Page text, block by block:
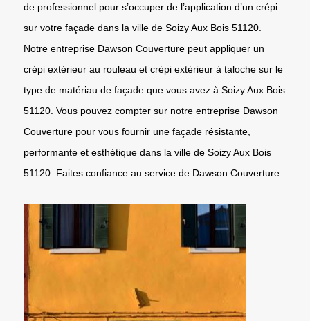
de professionnel pour s’occuper de l’application d’un crépi
sur votre façade dans la ville de Soizy Aux Bois 51120.
Notre entreprise Dawson Couverture peut appliquer un
crépi extérieur au rouleau et crépi extérieur à taloche sur le
type de matériau de façade que vous avez à Soizy Aux Bois
51120. Vous pouvez compter sur notre entreprise Dawson
Couverture pour vous fournir une façade résistante,
performante et esthétique dans la ville de Soizy Aux Bois
51120. Faites confiance au service de Dawson Couverture.